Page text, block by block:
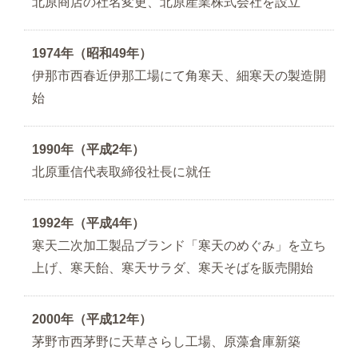
1974年（昭和49年）
伊那市西春近伊那工場にて角寒天、細寒天の製造開
始
1990年（平成2年）
北原重信代表取締役社長に就任
1992年（平成4年）
寒天二次加工製品ブランド「寒天のめぐみ」を立ち
上げ、寒天飴、寒天サラダ、寒天そばを販売開始
2000年（平成12年）
茅野市西茅野に天草さらし工場、原藻倉庫新築